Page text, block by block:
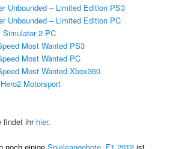
Unbounded – Limited Edition PS3
Unbounded – Limited Edition PC
Simulator 2 PC
Most Wanted PS3
Most Wanted PC
Most Wanted Xbox360
Motorsport
findet ihr hier.